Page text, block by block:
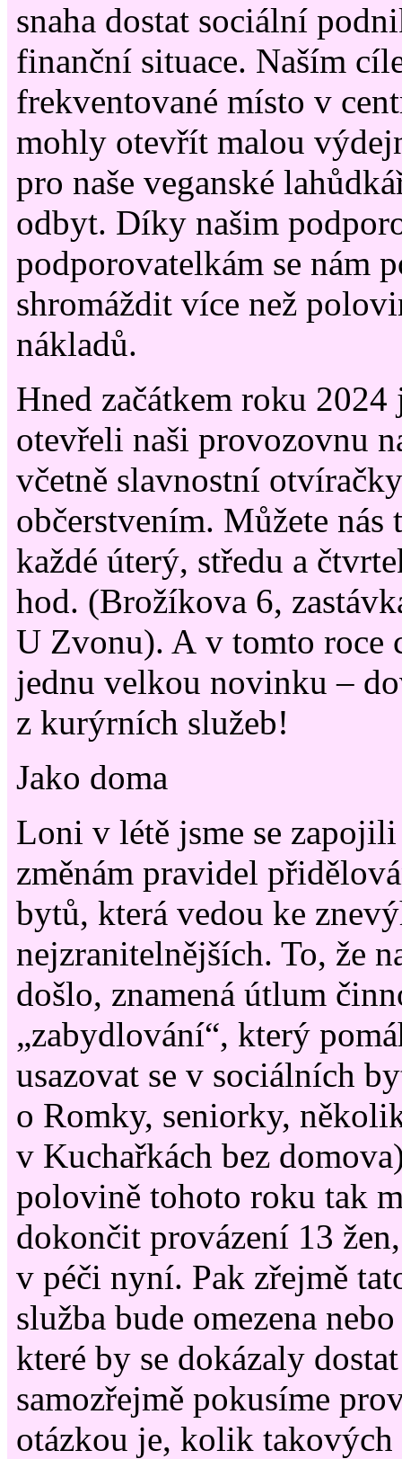
snaha dostat sociální
finanční situace. Naším
frekventované místo v
mohly otevřít malou
pro naše veganské
odbyt. Díky našim
podporovatelkám se nám
shromáždit více než
nákladů.
Hned začátkem roku 2024
otevřeli naši provozovnu
včetně slavnostní
občerstvením. Můžete nás
každé úterý, středu a
hod. (Brožíkova 6,
U Zvonu). A v tomto roce
jednu velkou novinku –
z kurýrních služeb!
Jako doma
Loni v létě jsme se
změnám pravidel
bytů, která vedou ke
nejzranitelnějších. To, že
došlo, znamená útlum
„zabydlování“, který
usazovat se v sociálních
o Romky, seniorky,
v Kuchařkách bez
polovině tohoto roku tak
dokončit provázení 13
v péči nyní. Pak zřejmě
služba bude omezena
které by se dokázaly
samozřejmě pokusíme
otázkou je, kolik takových